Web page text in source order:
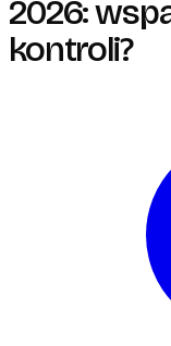
2026:
kontroli?